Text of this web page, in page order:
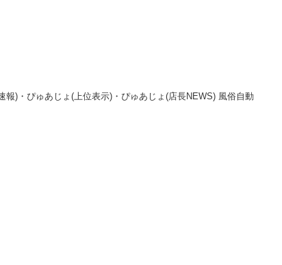
)・ぴゅあじょ(上位表示)・ぴゅあじょ(店長NEWS) 風俗自動